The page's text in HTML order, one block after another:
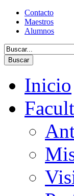
Contacto
Maestros
Alumnos
Buscar
Inicio